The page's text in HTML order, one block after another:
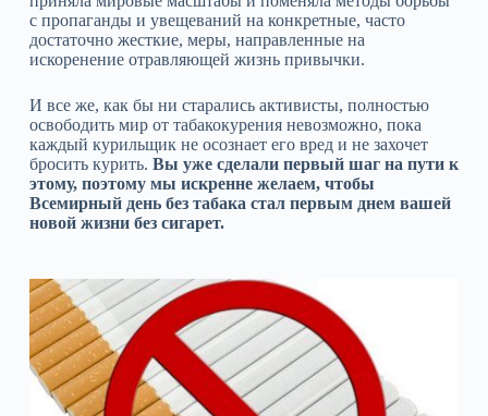
с пропаганды и увещеваний на конкретные, часто
достаточно жесткие, меры, направленные на
искоренение отравляющей жизнь привычки.
И все же, как бы ни старались активисты, полностью
освободить мир от табакокурения невозможно, пока
каждый курильщик не осознает его вред и не захочет
бросить курить. Вы уже сделали первый шаг на пути к
этому, поэтому мы искренне желаем, чтобы
Всемирный день без табака стал первым днем вашей
новой жизни без сигарет.